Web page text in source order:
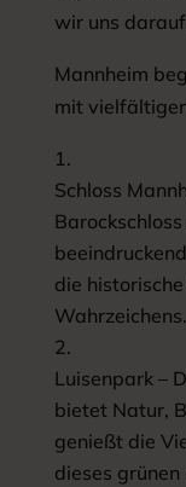
wir uns
Mannheim
mit
Schloss
die
Wahrzeichens.
Luisenpark –
bietet Natur,
genießt die
dieses grünen